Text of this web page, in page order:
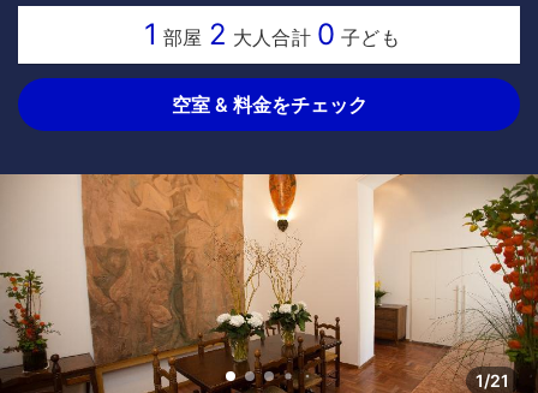
1 部屋 2 大人合計 0 子ども
空室 & 料金をチェック
1/21